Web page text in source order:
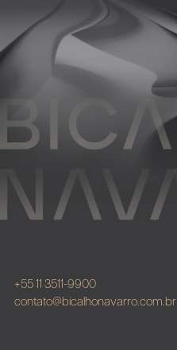
+55 11 3511-9900
contato@bicalhonavarro.com.br